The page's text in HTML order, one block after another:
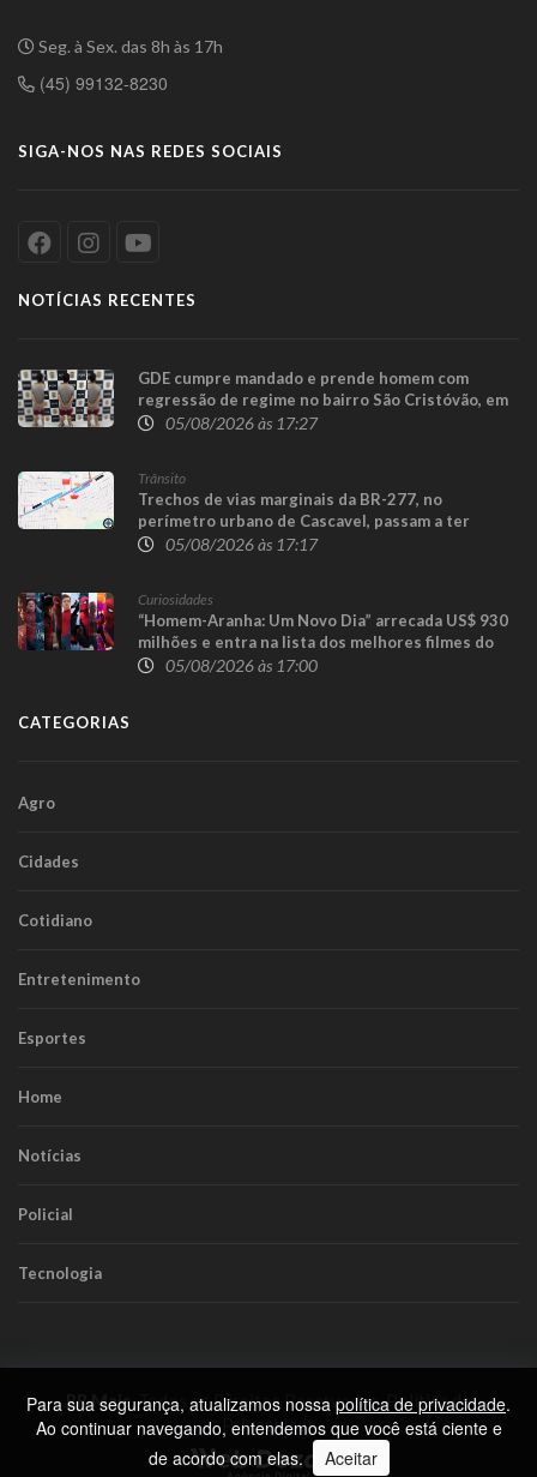
Seg. à Sex. das 8h às 17h
(45) 99132-8230
SIGA-NOS NAS REDES SOCIAIS
NOTÍCIAS RECENTES
GDE cumpre mandado e prende homem com
regressão de regime no bairro São Cristóvão, em
Cascavel
05/08/2026 às 17:27
Trânsito
Trechos de vias marginais da BR-277, no
perímetro urbano de Cascavel, passam a ter
sentido único para execução das obras da
05/08/2026 às 17:17
Curiosidades
“Homem-Aranha: Um Novo Dia” arrecada US$ 930
milhões e entra na lista dos melhores filmes do
herói05/08/2026 às 17:00
CATEGORIAS
Agro
Cidades
Cotidiano
Entretenimento
Esportes
Home
Notícias
Policial
Tecnologia
RR Mais. Todos os Direitos Reservados.Política de
Privacidade
Para sua segurança, atualizamos nossa política de privacidade.
Ao continuar navegando, entendemos que você está ciente e
de acordo com elas. Aceitar